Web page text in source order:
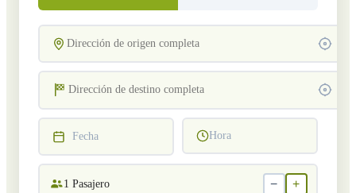
Fecha Hora
1 Pasajero − +